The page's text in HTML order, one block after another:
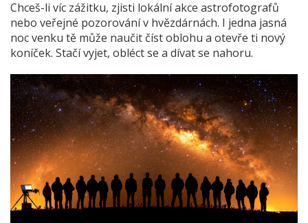
Chceš-li víc zážitku, zjisti lokální akce astrofotografů
nebo veřejné pozorování v hvězdárnách. I jedna jasná
noc venku tě může naučit číst oblohu a otevře ti nový
koníček. Stačí vyjet, obléct se a dívat se nahoru.